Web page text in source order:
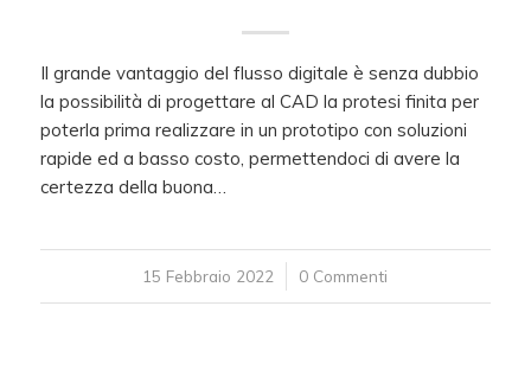
Il grande vantaggio del flusso digitale è senza dubbio
la possibilità di progettare al CAD la protesi finita per
poterla prima realizzare in un prototipo con soluzioni
rapide ed a basso costo, permettendoci di avere la
certezza della buona…
15 Febbraio 2022
/ 0 Commenti